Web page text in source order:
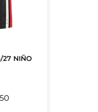
27 NIÑO